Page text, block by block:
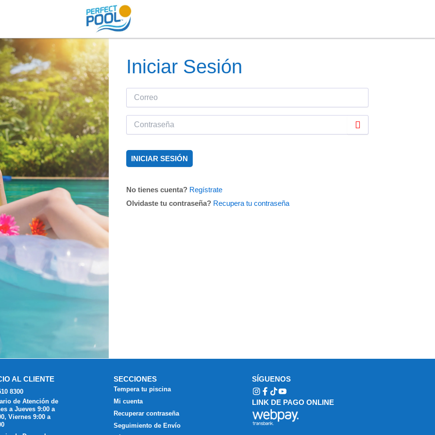
Iniciar Sesión
No tienes cuenta? Regístrate
Olvidaste tu contraseña? Recupera tu contraseña
AL CLIENTE
8300
de Atención de
a Jueves 9:00 a
Viernes 9:00 a
SECCIONES
Tempera tu piscina
Mi cuenta
Recuperar contraseña
Seguimiento de Envío
SÍGUENOS
LINK DE PAGO ONLINE